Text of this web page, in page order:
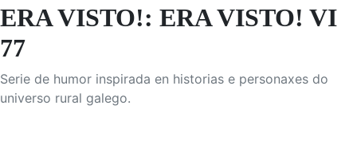
ERA VISTO!: ERA VISTO! VI
77
Serie de humor inspirada en historias e personaxes do
universo rural galego.